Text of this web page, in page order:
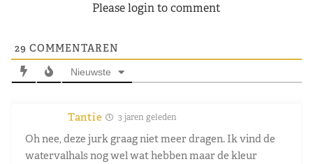
Please login to comment
29 COMMENTAREN
Nieuwste
Tantie 3 jaren geleden
Oh nee, deze jurk graag niet meer dragen. Ik vind de
watervalhals nog wel wat hebben maar de kleur